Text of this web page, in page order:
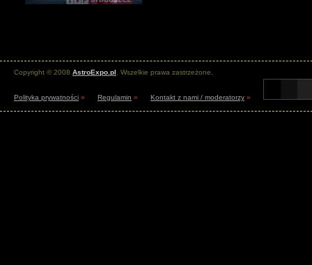
Copyright © 2008 AstroExpo.pl . Wszelkie prawa zastrzeżone.
Polityka prywatności » Regulamin » Kontakt z nami / moderatorzy »